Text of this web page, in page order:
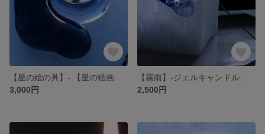
3,000円
2,500円